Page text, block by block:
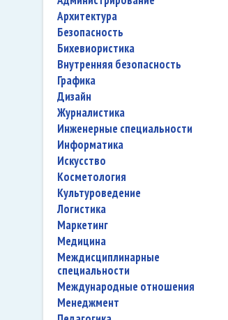
архитектура
безопасность
бихевиористика
внутренняя безопасность
графика
дизайн
журналистика
инженерные специальности
информатика
искусство
косметология
культуроведение
логистика
маркетинг
медицина
междисциплинарные
специальности
международные отношения
менеджмент